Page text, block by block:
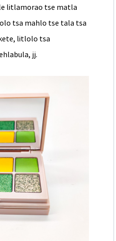
litlamorao tse matla
tsa mahlo tse tala tsa
litlolo tsa
jj.